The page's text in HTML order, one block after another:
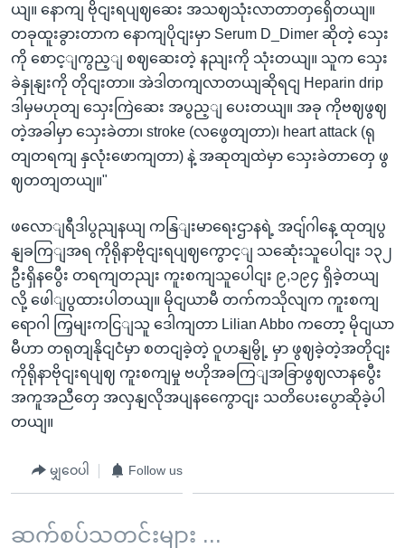
ယျ။ နောကျ ဗိုငျးရပျဈဆေး အသဈသုံးလာတာတှရှေိတယျ။
တခုထူးခွားတာက နောကျပိုငျးမှာ Serum D_Dimer ဆိုတဲ့ သှေး
ကို စောင့ျကွည့ျ စဈဆေးတဲ့ နညျးကို သုံးတယျ။ သူက သှေး
ခဲနှုနျးကို တိုငျးတာ။ အဲဒါတကျလာတယျဆိုရငျ Heparin drip
ဒါမှမဟုတျ သှေးကြဲဆေး အပွည့ျ ပေးတယျ။ အခု ကိုဗဈဖွဈ
တဲ့အခါမှာ သှေးခဲတာ၊ stroke (လဖွေတျတာ)၊ heart attack (ရု
တျတရကျ နှလုံးဖောကျတာ) နဲ့ အဆုတျထဲမှာ သှေးခဲတာတှေ ဖွ
ဈတတျတယျ။"
ဖလောျရီဒါပွညျနယျ ကနြျးမာရေးဌာနရဲ့ အငျ်ဂါနေ့ ထုတျပွ
နျခကြျအရ ကိုရိုနာဗိုငျးရပျဈကွောင့ျ သဆေုံးသူပေါငျး ၁၃၂
ဦးရှိနပွေီး တရကျတညျး ကူးစကျသူပေါငျး ၉,၁၉၄ ရှိခဲ့တယျ
လို့ ဖေါျပွထားပါတယျ။ မိုငျယာမီ တက်ကသိုလျက ကူးစကျ
ရောဂါ ကြှမျးကငြျသူ ဒေါကျတာ Lilian Abbo ကတော့ မိုငျယာ
မီဟာ တရုတျနိုငျငံမှာ စတငျခဲ့တဲ့ ဝူဟနျမွို့ မှာ ဖွဈခဲ့တဲ့အတိုငျး
ကိုရိုနာဗိုငျးရပျဈ ကူးစကျမှု ဗဟိုအခကြျအခြာဖွဈလာနပွေီး
အကူအညီတှေ အလှနျလိုအပျနကွေောငျး သတိပေးပွောဆိုခဲ့ပါ
တယျ။
မျှဝေပါ Follow us
ဆက်စပ်သတင်းများ ...